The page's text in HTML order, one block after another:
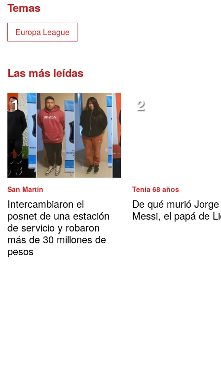
Temas
Europa League
Las más leídas
San Martín
Intercambiaron el
posnet de una estación
de servicio y robaron
más de 30 millones de
pesos
Tenía 68 años
De qué murió Jorge
Messi, el papá de